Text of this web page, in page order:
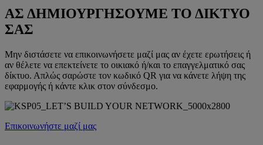
ΑΣ ΔΗΜΙΟΥΡΓΗΣΟΥΜΕ ΤΟ ΔΙΚΤΥΟ
ΣΑΣ
Μην διστάσετε να επικοινωνήσετε μαζί μας αν έχετε ερωτήσεις ή
αν θέλετε να επεκτείνετε το οικιακό ή/και το επαγγελματικό σας
δίκτυο. Απλώς σαρώστε τον κωδικό QR για να κάνετε λήψη της
εφαρμογής ή κάντε κλικ στον σύνδεσμο.
Επικοινωνήστε μαζί μας